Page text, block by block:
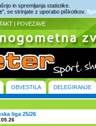
in spremljanja statistike.
", se strinjate z uporabo piškotkov.
| POVEZAVE
OBVESTILA DELEGIRANJE
liga 25/26